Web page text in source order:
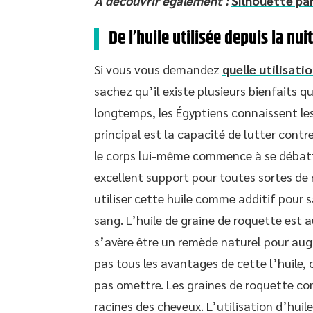
De l’huile utilisée depuis la
Si vous vous demandez quelle
sachez qu’il existe plusieurs bienfaits
longtemps, les Égyptiens connaissent
principal est la capacité de lutter
le corps lui-même commence à se
excellent support pour toutes sortes de
utiliser cette huile comme additif pour
sang. L’huile de graine de roquette est
s’avère être un remède naturel pour
pas tous les avantages de cette
pas omettre. Les graines de roquette
racines des cheveux. L’utilisation